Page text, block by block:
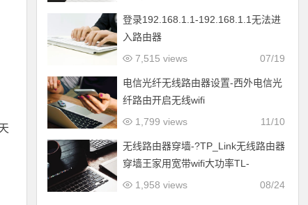
登录192.168.1.1-192.168.1.1无法进
入路由器
07/19
7,515 views
电信光纤无线路由器设置-西外电信光
纤路由开启无线wifi
11/10
1,799 views
无线路由器穿墙-?TP_Link无线路由器
穿墙王家用宽带wifi大功率TL-
WR842N
08/24
1,958 views